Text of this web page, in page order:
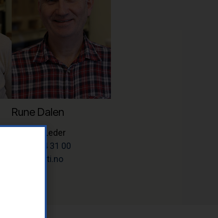
Rune Dalen
Teknisk Leder
Tlf: 37 14 31 00
rune@letti.no